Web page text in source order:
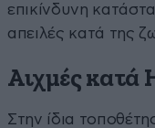
επικίνδυνη
απειλές κατά της
Αιχμές κατά
Στην ίδια